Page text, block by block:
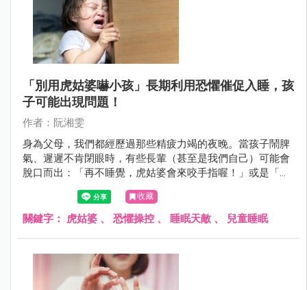
「別用虎姑婆嚇小孩」長期利用恐懼催促入睡，孩
子可能出現問題！
作者：阮湘雯
身為父母，我們都經歷過那些精疲力竭的夜晚。當孩子鬧脾
氣、遲遲不肯閉眼時，有些長輩（甚至是我們自己）可能會
脫口而出：「再不睡覺，虎姑婆會來咬手指喔！」或是「小
聲點，不然怪獸會把你抓走。」
收藏
關鍵字： 虎姑婆 、 恐懼操控 、 睡眠天敵 、 兒童睡眠